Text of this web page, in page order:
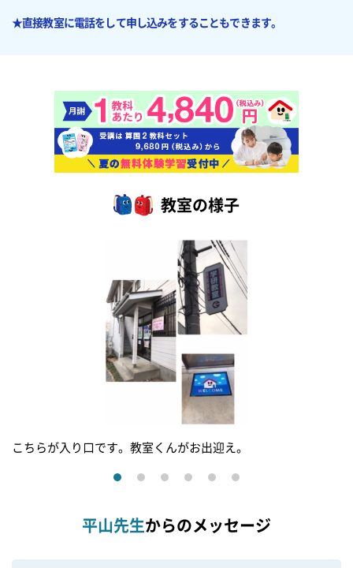
★直接教室に電話をして申し込みをすることもできます。
教室の様子
こちらが入り口です。教室くんがお出迎え。
平山先生からのメッセージ